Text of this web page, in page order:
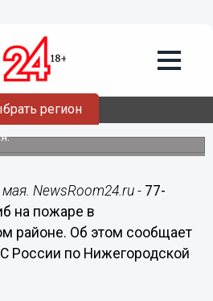
регион
погиб на пожаре в
районе
NewsRoom24.ru - 77-
на пожаре в
районе. Об этом сообщает
России по Нижегородской